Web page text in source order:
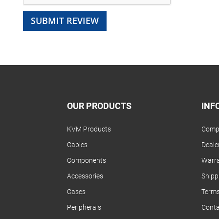
SUBMIT REVIEW
OUR PRODUCTS
KVM Products
Cables
Components
Accessories
Cases
Peripherals